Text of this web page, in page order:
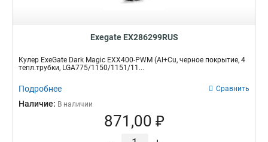
Exegate EX286299RUS
Кулер ExeGate Dark Magic EXX400-PWM (Al+Cu, черное покрытие, 4
тепл.трубки, LGA775/1150/1151/11...
Подробнее Сравнить
Наличие: В наличии
871,00 ₽